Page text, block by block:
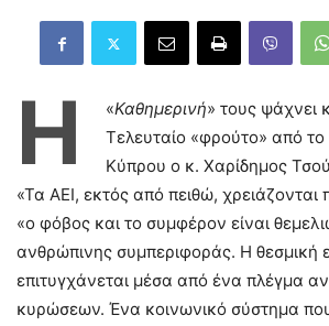
Η «Καθημερινή» τους ψάχνει
Τελευταίο «φρούτο» από το
Κύπρου ο κ. Χαρίδημος
«Τα ΑΕΙ, εκτός από πειθώ, χρειάζονται
«ο φόβος και το συμφέρον είναι
ανθρώπινης συμπεριφοράς. Η θεσμική
επιτυγχάνεται μέσα από ένα πλέγμα
κυρώσεων. Ένα κοινωνικό σύστημα